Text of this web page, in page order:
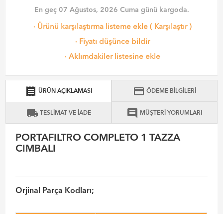
En geç 07 Ağustos, 2026 Cuma günü kargoda.
· Ürünü karşılaştırma listeme ekle ( Karşılaştır)
· Fiyatı düşünce bildir
· Aklımdakiler listesine ekle
receipt ÜRÜN AÇIKLAMASI credit_card ÖDEME BİLGİLERİ
local_shipping TESLİMAT VE İADE comment MÜŞTERİ YORUMLARI
PORTAFILTRO COMPLETO 1 TAZZA
CIMBALI
Orjinal Parça Kodları;